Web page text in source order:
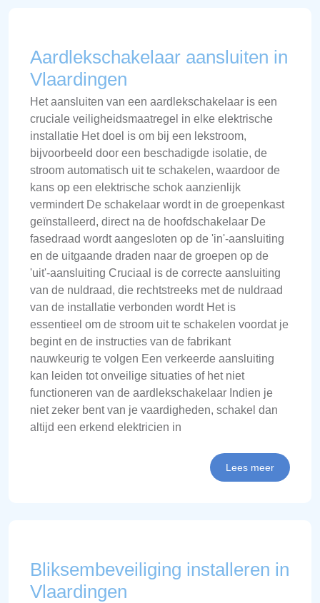
Aardlekschakelaar aansluiten in
Vlaardingen
Het aansluiten van een aardlekschakelaar is een
cruciale veiligheidsmaatregel in elke elektrische
installatie Het doel is om bij een lekstroom,
bijvoorbeeld door een beschadigde isolatie, de
stroom automatisch uit te schakelen, waardoor de
kans op een elektrische schok aanzienlijk
vermindert De schakelaar wordt in de groepenkast
geïnstalleerd, direct na de hoofdschakelaar De
fasedraad wordt aangesloten op de 'in'-aansluiting
en de uitgaande draden naar de groepen op de
'uit'-aansluiting Cruciaal is de correcte aansluiting
van de nuldraad, die rechtstreeks met de nuldraad
van de installatie verbonden wordt Het is
essentieel om de stroom uit te schakelen voordat je
begint en de instructies van de fabrikant
nauwkeurig te volgen Een verkeerde aansluiting
kan leiden tot onveilige situaties of het niet
functioneren van de aardlekschakelaar Indien je
niet zeker bent van je vaardigheden, schakel dan
altijd een erkend elektricien in
Lees meer
Bliksembeveiliging installeren in
Vlaardingen